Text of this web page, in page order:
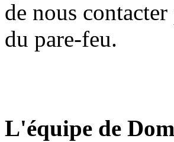
de nous
du pare-feu.
L'équipe de